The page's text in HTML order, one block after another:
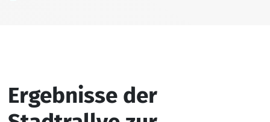
Ergebnisse der